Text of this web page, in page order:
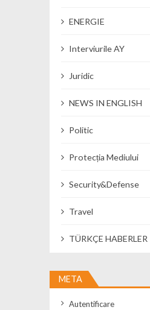
ENERGIE
Interviurile AY
Juridic
NEWS IN ENGLISH
Politic
Protecția Mediului
Security&Defense
Travel
TÜRKÇE HABERLER
META
Autentificare